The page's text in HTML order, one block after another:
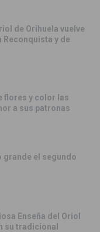
de Orihuela vuelve
Reconquista y de
flores y color las
a sus patronas
grande el segundo
Enseña del Oriol
su tradicional